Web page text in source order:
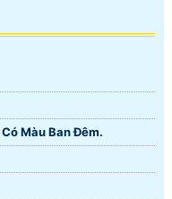
Màu Ban Ðêm.